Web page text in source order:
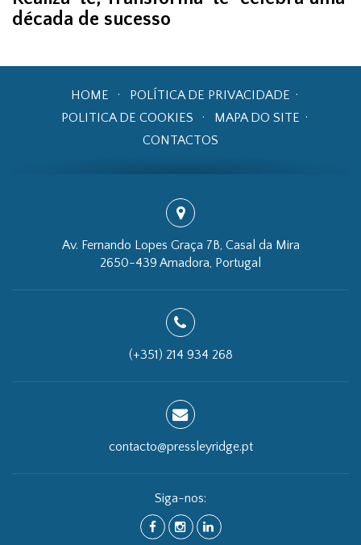
década de sucesso
HOME
POLÍTICA DE PRIVACIDADE
POLITICA DE COOKIES
MAPA DO SITE
CONTACTOS
Av. Fernando Lopes Graça 7B, Casal da Mira
2650-439 Amadora, Portugal
(+351) 214 934 268
contacto@pressleyridge.pt
Siga-nos:
FACEBOOKINSTAGRAM
LINKEDIN